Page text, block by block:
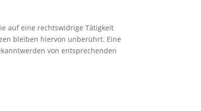
auf eine rechtswidrige Tätigkeit
bleiben hiervon unberührt. Eine
von entsprechenden